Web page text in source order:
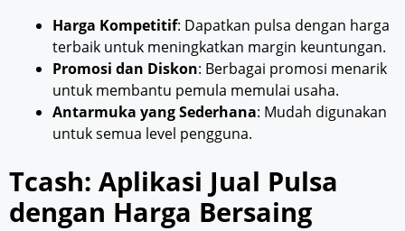
Harga Kompetitif: Dapatkan pulsa dengan harga
terbaik untuk meningkatkan margin keuntungan.
Promosi dan Diskon: Berbagai promosi menarik
untuk membantu pemula memulai usaha.
Antarmuka yang Sederhana: Mudah digunakan
untuk semua level pengguna.
Tcash: Aplikasi Jual Pulsa
dengan Harga Bersaing